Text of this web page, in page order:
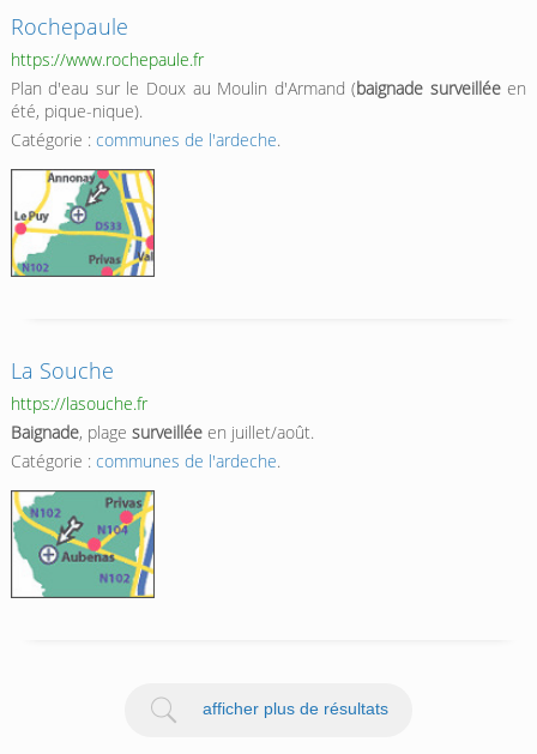
Rochepaule
https://www.rochepaule.fr
Plan d'eau sur le Doux au Moulin d'Armand (baignade surveilléeen
été, pique-nique).
Catégorie : communes de l'ardeche.
La Souche
https://lasouche.fr
Baignade, plage surveilléeen juillet/août.
Catégorie : communes de l'ardeche.
afficher plus de résultats